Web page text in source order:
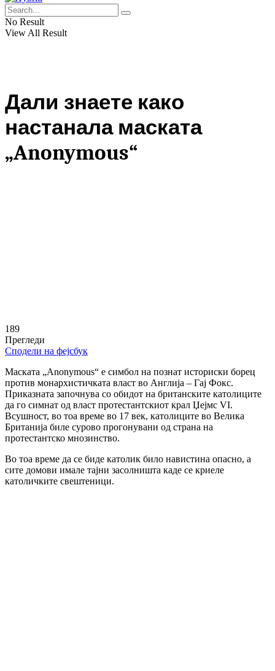
No Result
View All Result
Дали знаете како
настанала маската
„Anonymous“
189
Прегледи
Сподели на фејсбук
Маската „Anonymous“ е симбол на познат историски борец
против монархистичката власт во Англија – Гај Фокс.
Приказната започнува со обидот на британските католиците
да го симнат од власт протестантскиот крал Џејмс VI.
Всушност, во тоа време во 17 век, католиците во Велика
Британија биле сурово прогонувани од страна на
протестантско мнозинство.
Во тоа време да се биде католик било навистина опасно, а
сите домови имале тајни засолништа каде се криеле
католичките свештеници.